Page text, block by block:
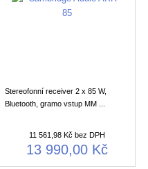
Stereofonní receiver 2 x 85 W,
Bluetooth, gramo vstup MM ...
11 561,98 Kč bez DPH
13 990,00 Kč